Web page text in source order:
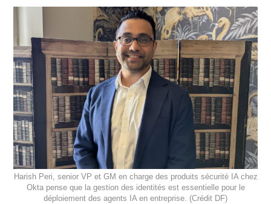
Harish Peri, senior VP et GM en charge des produits sécurité IA chez
Okta pense que la gestion des identités est essentielle pour le
déploiement des agents IA en entreprise. (Crédit DF)